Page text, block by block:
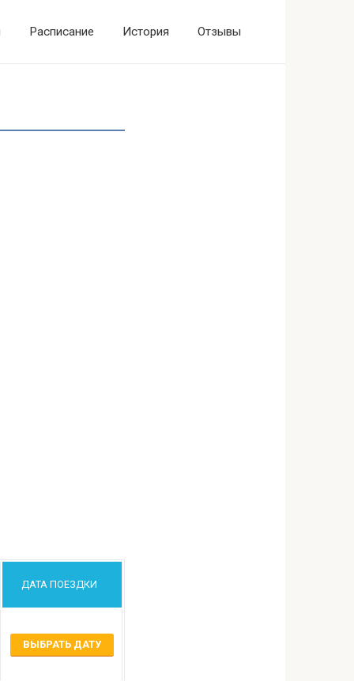
Расписание История Отзывы
ДАТА ПОЕЗДКИ
ВЫБРАТЬ ДАТУ